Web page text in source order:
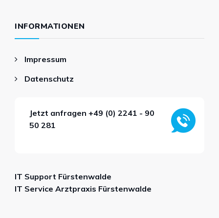
INFORMATIONEN
Impressum
Datenschutz
Jetzt anfragen +49 (0) 2241 - 90
50 281
IT Support Fürstenwalde
IT Service Arztpraxis Fürstenwalde